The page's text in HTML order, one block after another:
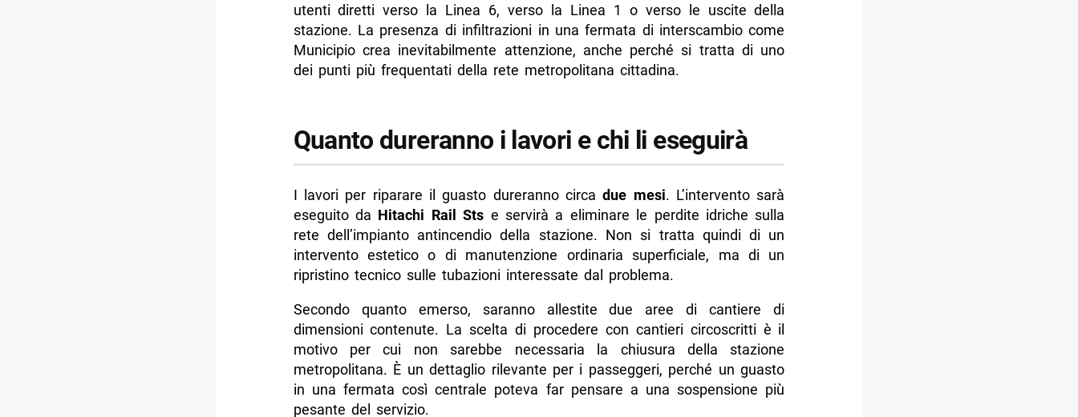
utenti diretti verso la Linea 6, verso la Linea 1 o verso le uscite della
stazione. La presenza di infiltrazioni in una fermata di interscambio come
Municipio crea inevitabilmente attenzione, anche perché si tratta di uno
dei punti più frequentati della rete metropolitana cittadina.
Quanto dureranno i lavori e chi li eseguirà
I lavori per riparare il guasto dureranno circadue mesi. L’intervento sarà
eseguito da Hitachi Rail Sts e servirà a eliminare le perdite idriche sulla
rete dell’impianto antincendio della stazione. Non si tratta quindi di un
intervento estetico o di manutenzione ordinaria superficiale, ma di un
ripristino tecnico sulle tubazioni interessate dal problema.
Secondo quanto emerso, saranno allestite due aree di cantiere di
dimensioni contenute. La scelta di procedere con cantieri circoscritti è il
motivo per cui non sarebbe necessaria la chiusura della stazione
metropolitana. È un dettaglio rilevante per i passeggeri, perché un guasto
in una fermata così centrale poteva far pensare a una sospensione più
pesante del servizio.